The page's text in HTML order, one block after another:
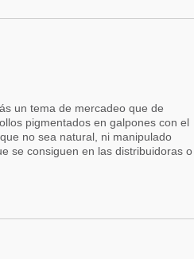
un tema de mercadeo que de
pigmentados en galpones con el
no sea natural, ni manipulado
se consiguen en las distribuidoras o